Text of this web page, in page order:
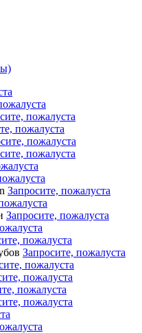
пожалуста
пожалуста
пожалуста
пожалуста
Запросите, пожалуста
Запросите, пожалуста
пожалуста
Запросите, пожалуста
пожалуста
пожалуста
пожалуста
пожалуста